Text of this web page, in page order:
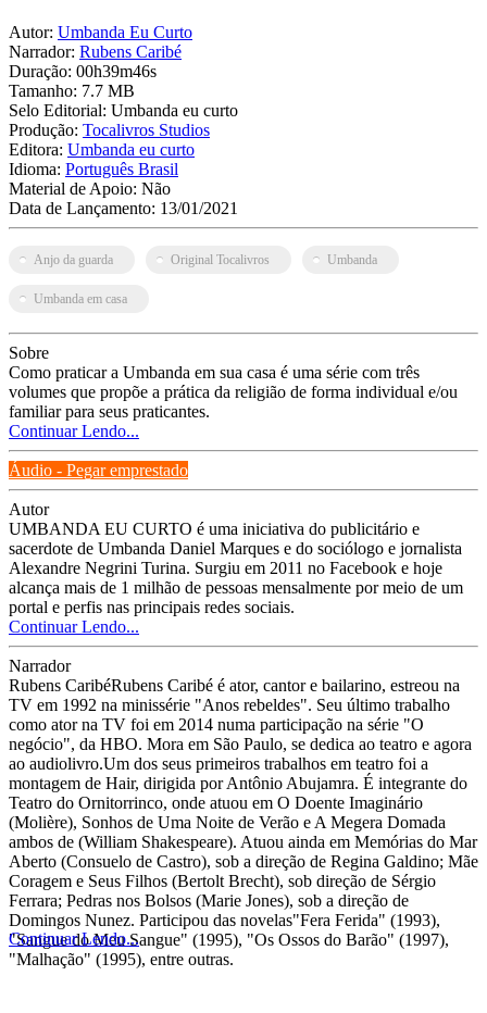
Autor: Umbanda Eu Curto
Narrador: Rubens Caribé
Duração: 00h39m46s
Tamanho: 7.7 MB
Selo Editorial: Umbanda eu curto
Produção: Tocalivros Studios
Editora: Umbanda eu curto
Idioma: Português Brasil
Material de Apoio: Não
Data de Lançamento: 13/01/2021
Anjo da guarda Original Tocalivros Umbanda
Umbanda em casa
Sobre
Como praticar a Umbanda em sua casa é uma série com três
volumes que propõe a prática da religião de forma individual e/ou
familiar para seus praticantes.
Continuar Lendo...
Áudio - Pegar emprestado
Autor
UMBANDA EU CURTO é uma iniciativa do publicitário e
sacerdote de Umbanda Daniel Marques e do sociólogo e jornalista
Alexandre Negrini Turina. Surgiu em 2011 no Facebook e hoje
alcança mais de 1 milhão de pessoas mensalmente por meio de um
portal e perfis nas principais redes sociais.
Continuar Lendo...
Narrador
Rubens CaribéRubens Caribé é ator, cantor e bailarino, estreou na
TV em 1992 na minissérie "Anos rebeldes". Seu último trabalho
como ator na TV foi em 2014 numa participação na série "O
negócio", da HBO. Mora em São Paulo, se dedica ao teatro e agora
ao audiolivro.Um dos seus primeiros trabalhos em teatro foi a
montagem de Hair, dirigida por Antônio Abujamra. É integrante do
Teatro do Ornitorrinco, onde atuou em O Doente Imaginário
(Molière), Sonhos de Uma Noite de Verão e A Megera Domada
ambos de (William Shakespeare). Atuou ainda em Memórias do Mar
Aberto (Consuelo de Castro), sob a direção de Regina Galdino; Mãe
Coragem e Seus Filhos (Bertolt Brecht), sob direção de Sérgio
Ferrara; Pedras nos Bolsos (Marie Jones), sob a direção de
Domingos Nunez. Participou das novelas"Fera Ferida" (1993),
"Sangue do Meu Sangue" (1995), "Os Ossos do Barão" (1997),
"Malhação" (1995), entre outras.
Continuar Lendo...